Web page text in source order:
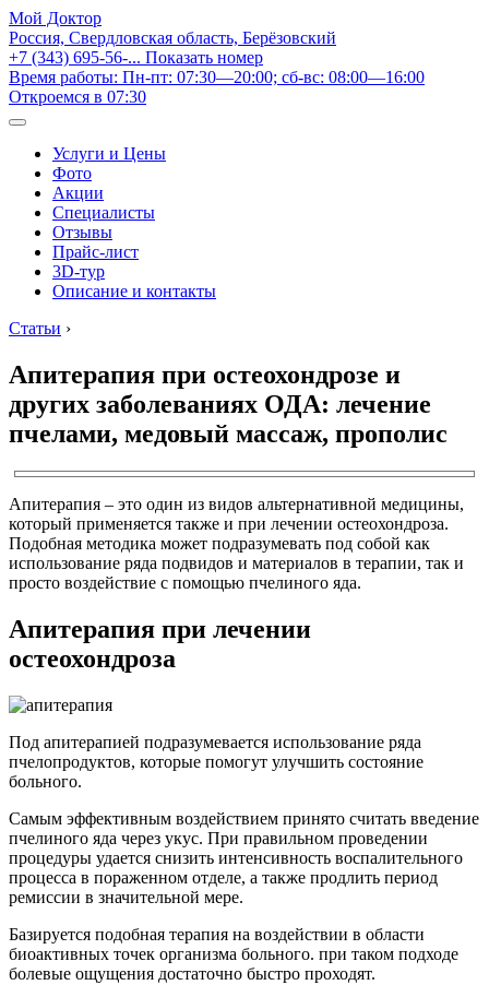
Мой Доктор
Россия, Свердловская область, Берёзовский
+7 (343) 695-56-... Показать номер
Время работы: Пн-пт: 07:30—20:00; сб-вс: 08:00—16:00
Откроемся в 07:30
Услуги и Цены
Фото
Акции
Специалисты
Отзывы
Прайс-лист
3D-тур
Описание и контакты
Статьи ›
Апитерапия при остеохондрозе и
других заболеваниях ОДА: лечение
пчелами, медовый массаж, прополис
Апитерапия – это один из видов альтернативной медицины,
который применяется также и при лечении остеохондроза.
Подобная методика может подразумевать под собой как
использование ряда подвидов и материалов в терапии, так и
просто воздействие с помощью пчелиного яда.
Апитерапия при лечении
остеохондроза
Под апитерапией подразумевается использование ряда
пчелопродуктов, которые помогут улучшить состояние
больного.
Самым эффективным воздействием принято считать введение
пчелиного яда через укус. При правильном проведении
процедуры удается снизить интенсивность воспалительного
процесса в пораженном отделе, а также продлить период
ремиссии в значительной мере.
Базируется подобная терапия на воздействии в области
биоактивных точек организма больного. при таком подходе
болевые ощущения достаточно быстро проходят.